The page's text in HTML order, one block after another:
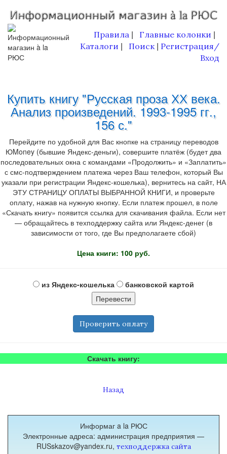
Правила Главные колонки
Каталоги Поиск
Регистрация/
Вход
Купить книгу "Русская проза ХХ века.
Анализ произведений. 1993-1995 гг.,
156 с."
Перейдите по удобной для Вас кнопке на страницу переводов
ЮMoney (бывшие Яндекс-деньги), совершите платёж (будет два
последовательных окна с командами «Продолжить» и «Заплатить»
с смс-подтверждением платежа через Ваш телефон, который Вы
указали при регистрации Яндекс-кошелька), вернитесь на сайт, НА
ЭТУ СТРАНИЦУ ОПЛАТЫ ВЫБРАННОЙ КНИГИ, и проверьте
оплату, нажав на нужную кнопку. Если платеж прошел, в поле
«Скачать книгу» появится ссылка для скачивания файла. Если нет
— обращайтесь в техподдержку сайта или Яндекс-денег (в
зависимости от того, где Вы предполагаете сбой)
Цена книги: 100 руб.
из Яндекс-кошелька банковской картой
Проверить оплату
Скачать книгу:
Назад
Информаг a la РЮС
Электронные адреса: администрация предприятия —
RUSskazov@yandex.ru, техподдержка сайта